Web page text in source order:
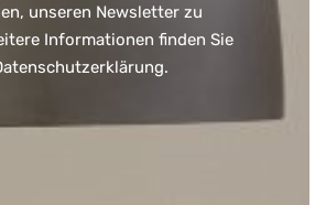
unseren Newsletter zu
Informationen finden Sie
.